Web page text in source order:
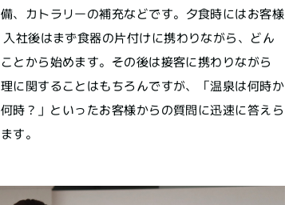
、カトラリーの補充などです。夕食時にはお客様
社後はまず食器の片付けに携わりながら、どん
とから始めます。その後は接客に携わりながら
に関することはもちろんですが、「温泉は何時か
時？」といったお客様からの質問に迅速に答えら
す。